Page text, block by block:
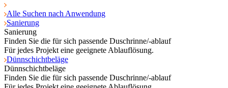
Alle Suchen nach Anwendung
Sanierung
Sanierung
Finden Sie die für sich passende Duschrinne/-ablauf
Für jedes Projekt eine geeignete Ablauflösung.
Dünnschichtbeläge
Dünnschichtbeläge
Finden Sie die für sich passende Duschrinne/-ablauf